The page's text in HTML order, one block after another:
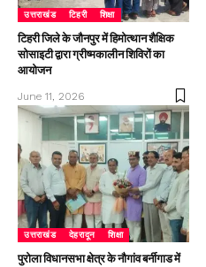
उत्तराखंड टिहरी शिक्षा
टिहरी जिले के जौनपुर में हिमोत्थान शैक्षिक
सोसाइटी द्वारा ग्रीष्मकालीन शिविरों का
आयोजन
June 11, 2026
उत्तराखंड देहरादून शिक्षा
पुरोला विधानसभा क्षेत्र के नौगांव बर्नीगाड में